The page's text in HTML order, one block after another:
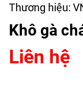
Thương hiệu:
Khô gà
Liên hệ